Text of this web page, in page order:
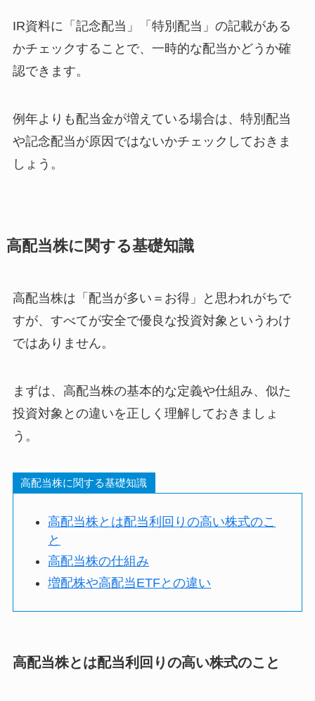
IR資料に「記念配当」「特別配当」の記載がある
かチェックすることで、一時的な配当かどうか確
認できます。
例年よりも配当金が増えている場合は、特別配当
や記念配当が原因ではないかチェックしておきま
しょう。
高配当株に関する基礎知識
高配当株は「配当が多い＝お得」と思われがちで
すが、すべてが安全で優良な投資対象というわけ
ではありません。
まずは、高配当株の基本的な定義や仕組み、似た
投資対象との違いを正しく理解しておきましょ
う。
高配当株に関する基礎知識
高配当株とは配当利回りの高い株式のこ
と
高配当株の仕組み
増配株や高配当ETFとの違い
高配当株とは配当利回りの高い株式のこと